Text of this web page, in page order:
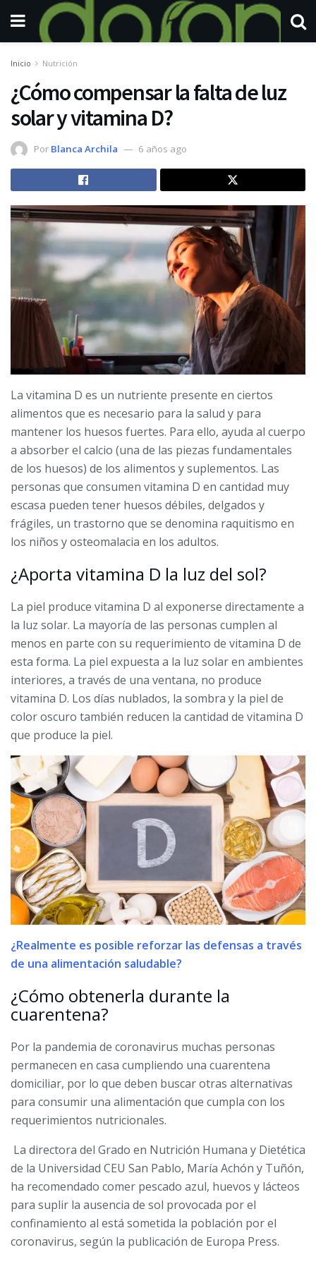
Inicio Nutrición
¿Cómo compensar la falta de luz
solar y vitamina D?
Por Blanca Archila 6 años ago
La vitamina D es un nutriente presente en ciertos
alimentos que es necesario para la salud y para
mantener los huesos fuertes. Para ello, ayuda al cuerpo
a absorber el calcio (una de las piezas fundamentales
de los huesos) de los alimentos y suplementos. Las
personas que consumen vitamina D en cantidad muy
escasa pueden tener huesos débiles, delgados y
frágiles, un trastorno que se denomina raquitismo en
los niños y osteomalacia en los adultos.
¿Aporta vitamina D la luz del sol?
La piel produce vitamina D al exponerse directamente a
la luz solar. La mayoría de las personas cumplen al
menos en parte con su requerimiento de vitamina D de
esta forma. La piel expuesta a la luz solar en ambientes
interiores, a través de una ventana, no produce
vitamina D. Los días nublados, la sombra y la piel de
color oscuro también reducen la cantidad de vitamina D
que produce la piel.
¿Realmente es posible reforzar las defensas a través
de una alimentación saludable?
¿Cómo obtenerla durante la
cuarentena?
Por la pandemia de coronavirus muchas personas
permanecen en casa cumpliendo una cuarentena
domiciliar, por lo que deben buscar otras alternativas
para consumir una alimentación que cumpla con los
requerimientos nutricionales.
La directora del Grado en Nutrición Humana y Dietética
de la Universidad CEU San Pablo, María Achón y Tuñón,
ha recomendado comer pescado azul, huevos y lácteos
para suplir la ausencia de sol provocada por el
confinamiento al está sometida la población por el
coronavirus, según la publicación de Europa Press.